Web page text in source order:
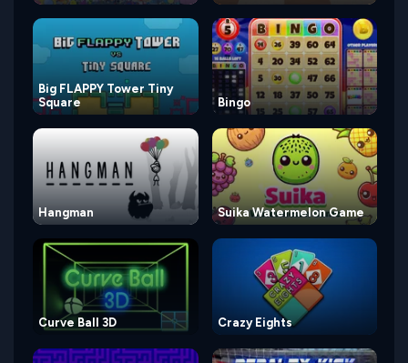
Big FLAPPY Tower Tiny
Square
Bingo
Hangman Suika Watermelon Game
Curve Ball 3D Crazy Eights